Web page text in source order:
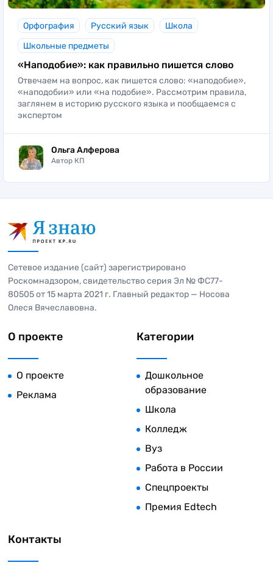
Орфография Русский язык
Школа
Школьные предметы
«Наподобие»: как правильно пишется слово
Отвечаем на вопрос, как пишется слово: «наподобие»,
«наподобии» или «на подобие». Рассмотрим правила,
заглянем в историю русского языка и пообщаемся с
экспертом
Ольга Алферова
Автор КП
Сетевое издание (сайт) зарегистрировано
Роскомнадзором, свидетельство серия Эл № ФС77-
80505 от 15 марта 2021 г. Главный редактор — Носова
Олеся Вячеславовна.
О проекте
О проекте
Реклама
Категории
Дошкольное
образование
Школа
Колледж
Вуз
Работа в России
Спецпроекты
Премия Edtech
Контакты